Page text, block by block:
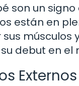
son un
están en
debut en el
Externos